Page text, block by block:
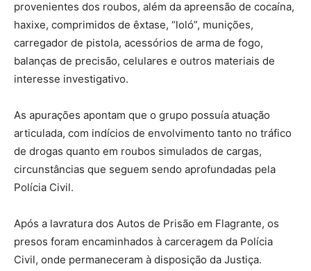
provenientes dos roubos, além da apreensão de cocaína,
haxixe, comprimidos de êxtase, “loló”, munições,
carregador de pistola, acessórios de arma de fogo,
balanças de precisão, celulares e outros materiais de
interesse investigativo.
As apurações apontam que o grupo possuía atuação
articulada, com indícios de envolvimento tanto no tráfico
de drogas quanto em roubos simulados de cargas,
circunstâncias que seguem sendo aprofundadas pela
Polícia Civil.
Após a lavratura dos Autos de Prisão em Flagrante, os
presos foram encaminhados à carceragem da Polícia
Civil, onde permaneceram à disposição da Justiça.